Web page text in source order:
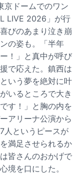
京ドームでのワン
LIVE 2026」が行
びのあまり泣き崩
の姿も。「半年
！」と真中が呼び
で応えた。鎮西は
いう夢を絶対に叶
いるところで大き
す！」と胸の内を
アリーナ公演から
人というピースが
満足させられるか
皆さんのおかげで
境を口にした。